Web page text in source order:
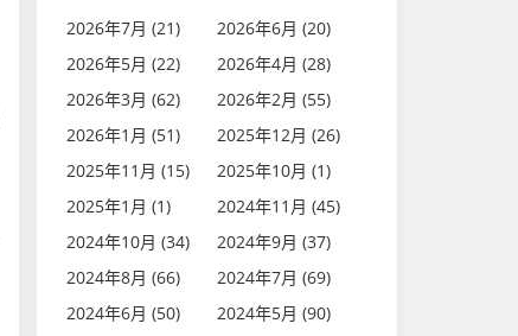
2026年7月 (21)
2026年6月 (20)
2026年5月 (22)
2026年4月 (28)
2026年3月 (62)
2026年2月 (55)
2026年1月 (51)
2025年12月 (26)
2025年11月 (15)
2025年10月 (1)
2025年1月 (1)
2024年11月 (45)
2024年10月 (34)
2024年9月 (37)
2024年8月 (66)
2024年7月 (69)
2024年6月 (50)
2024年5月 (90)